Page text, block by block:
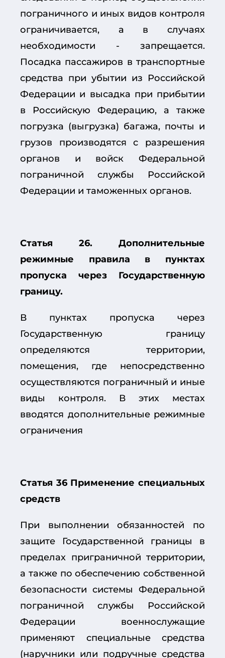
пограничного и иных видов контроля
ограничивается, а в случаях
необходимости - запрещается.
Посадка пассажиров в транспортные
средства при убытии из Российской
Федерации и высадка при прибытии
в Российскую Федерацию, а также
погрузка (выгрузка) багажа, почты и
грузов производятся с разрешения
органов и войск Федеральной
пограничной службы Российской
Федерации и таможенных органов.
Статья 26. Дополнительные
режимные правила в пунктах
пропуска через Государственную
границу.
В пунктах пропуска через
Государственную границу
определяются территории,
помещения, где непосредственно
осуществляются пограничный и иные
виды контроля. В этих местах
вводятся дополнительные режимные
ограничения
Статья 36 Применение специальных
средств
При выполнении обязанностей по
защите Государственной границы в
пределах приграничной территории,
а также по обеспечению собственной
безопасности системы Федеральной
пограничной службы Российской
Федерации военнослужащие
применяют специальные средства
(наручники или подручные средства